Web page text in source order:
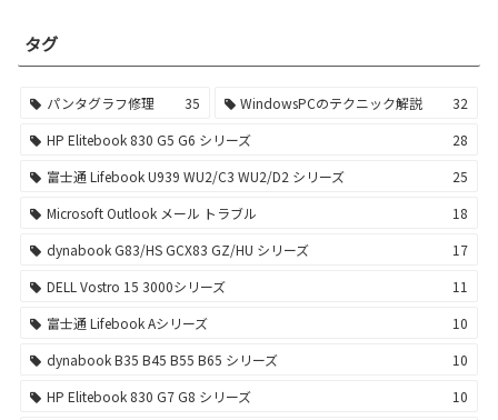
タグ
パンタグラフ修理 35 WindowsPCのテクニック解説
32
HP Elitebook 830 G5 G6 シリーズ
28
富士通 Lifebook U939 WU2/C3 WU2/D2 シリーズ
25
Microsoft Outlook メール トラブル
18
dynabook G83/HS GCX83 GZ/HU シリーズ
17
DELL Vostro 15 3000シリーズ
11
富士通 Lifebook Aシリーズ
10
dynabook B35 B45 B55 B65 シリーズ
10
HP Elitebook 830 G7 G8 シリーズ
10